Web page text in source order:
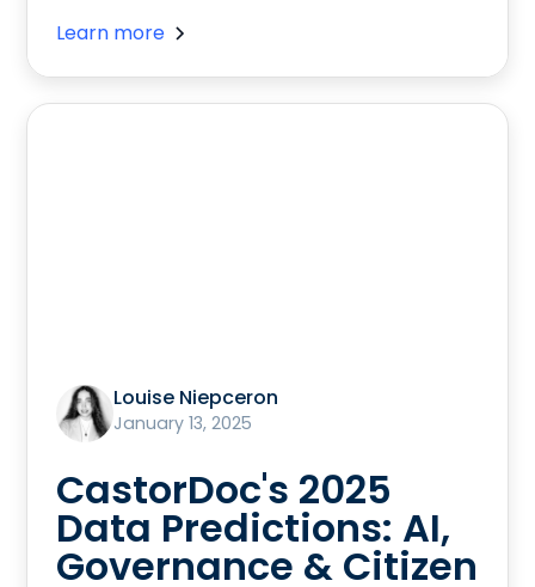
Learn more
Louise Niepceron
January 13, 2025
CastorDoc's 2025
Data Predictions: AI,
Governance & Citizen